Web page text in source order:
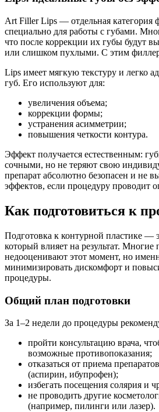
Art Filler Lips — отдельная категория
специально для работы с губами.
что после коррекции их губы будут
или слишком пухлыми. С этим
Lips имеет мягкую текстуру и легко
губ. Его используют для:
увеличения объема;
коррекции формы;
устранения асимметрии;
повышения четкости контура.
Эффект получается естественным:
сочными, но не теряют свою
препарат абсолютно безопасен и не
эффектов, если процедуру проводит
Как подготовиться к
Подготовка к контурной пластике —
который влияет на результат. Многие
недооценивают этот момент, но
минимизировать дискомфорт и
процедуры.
Общий план подготовки
За 1–2 недели до процедуры
пройти консультацию врача,
возможные противопоказания;
отказаться от приема
(аспирин, ибупрофен);
избегать посещения солярия и
не проводить другие
(например, пилинги или лазер).